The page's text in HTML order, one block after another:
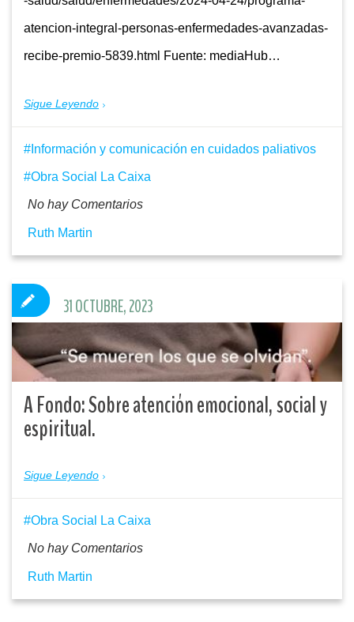
atencion-integral-personas-enfermedades-avanzadas-
recibe-premio-5839.html Fuente: mediaHub…
Sigue Leyendo
Información y comunicación en cuidados paliativos
Obra Social La Caixa
No hay Comentarios
Ruth Martin
A Fondo: Sobre atención emocional, social y
espiritual.
Sigue Leyendo
31 OCTUBRE, 2023
Obra Social La Caixa
No hay Comentarios
Ruth Martin